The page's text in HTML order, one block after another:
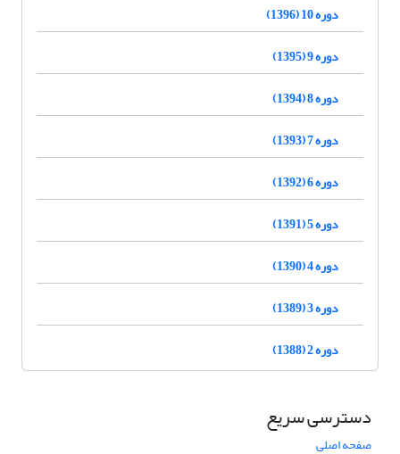
دوره 10 (1396)
دوره 9 (1395)
دوره 8 (1394)
دوره 7 (1393)
دوره 6 (1392)
دوره 5 (1391)
دوره 4 (1390)
دوره 3 (1389)
دوره 2 (1388)
دسترسی سریع
صفحه اصلی